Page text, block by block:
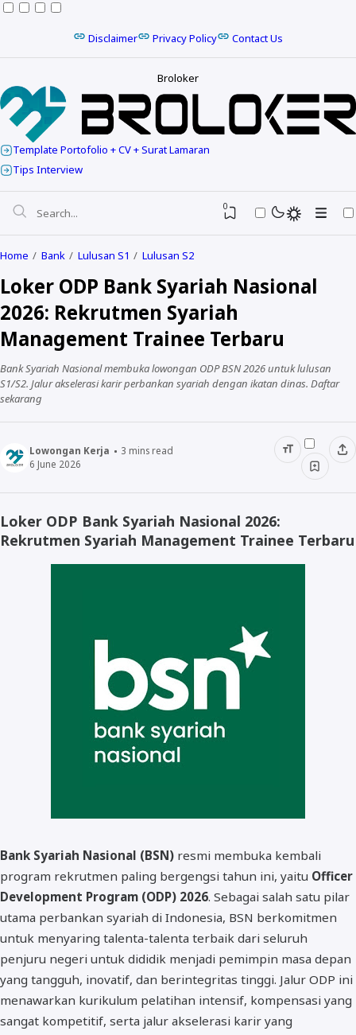
Disclaimer Privacy Policy Contact Us
Broloker
Template Portofolio + CV + Surat Lamaran
Tips Interview
SMA/SMK
Lulusan D3
Lulusan S2
0
Home Bank Lulusan S1 Lulusan S2
Loker ODP Bank Syariah Nasional
2026: Rekrutmen Syariah
Management Trainee Terbaru
Bank Syariah Nasional membuka lowongan ODP BSN 2026 untuk lulusan
S1/S2. Jalur akselerasi karir perbankan syariah dengan ikatan dinas. Daftar
sekarang
Lowongan Kerja 3 mins read
6 June 2026
Loker ODP Bank Syariah Nasional 2026:
Rekrutmen Syariah Management Trainee Terbaru
Bank Syariah Nasional (BSN) resmi membuka kembali
program rekrutmen paling bergengsi tahun ini, yaitu Officer
Development Program (ODP) 2026. Sebagai salah satu pilar
utama perbankan syariah di Indonesia, BSN berkomitmen
untuk menyaring talenta-talenta terbaik dari seluruh
penjuru negeri untuk dididik menjadi pemimpin masa depan
yang tangguh, inovatif, dan berintegritas tinggi. Jalur ODP ini
menawarkan kurikulum pelatihan intensif, kompensasi yang
sangat kompetitif, serta jalur akselerasi karir yang